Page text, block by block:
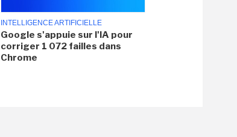
INTELLIGENCE ARTIFICIELLE
Google s'appuie sur l'IA pour
corriger 1 072 failles dans
Chrome